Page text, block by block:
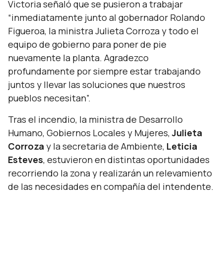
Victoria señaló que se pusieron a trabajar
“inmediatamente junto al gobernador Rolando
Figueroa, la ministra Julieta Corroza y todo el
equipo de gobierno para poner de pie
nuevamente la planta. Agradezco
profundamente por siempre estar trabajando
juntos y llevar las soluciones que nuestros
pueblos necesitan”.
Tras el incendio, la ministra de Desarrollo
Humano, Gobiernos Locales y Mujeres,Julieta
Corroza y la secretaria de Ambiente, Leticia
Esteves, estuvieron en distintas oportunidades
recorriendo la zona y realizarán un relevamiento
de las necesidades en compañía del intendente.